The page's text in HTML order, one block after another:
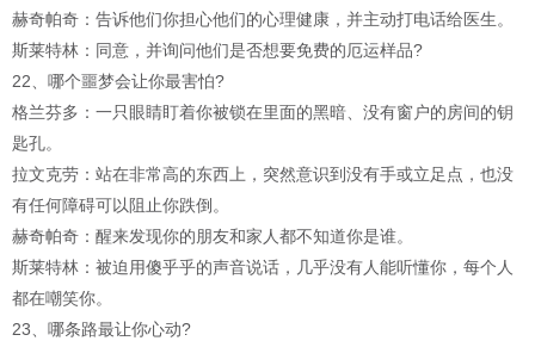
赫奇帕奇：告诉他们你担心他们的心理健康，并主动打电话给医生。
斯莱特林：同意，并询问他们是否想要免费的厄运样品?
22、哪个噩梦会让你最害怕?
格兰芬多：一只眼睛盯着你被锁在里面的黑暗、没有窗户的房间的钥
匙孔。
拉文克劳：站在非常高的东西上，突然意识到没有手或立足点，也没
有任何障碍可以阻止你跌倒。
赫奇帕奇：醒来发现你的朋友和家人都不知道你是谁。
斯莱特林：被迫用傻乎乎的声音说话，几乎没有人能听懂你，每个人
都在嘲笑你。
23、哪条路最让你心动?